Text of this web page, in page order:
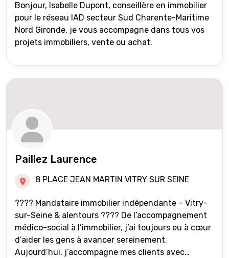
Bonjour, Isabelle Dupont, conseillère en immobilier
pour le réseau IAD secteur Sud Charente-Maritime
Nord Gironde, je vous accompagne dans tous vos
projets immobiliers, vente ou achat.
Paillez Laurence
8 PLACE JEAN MARTIN VITRY SUR SEINE
???? Mandataire immobilier indépendante – Vitry-
sur-Seine & alentours ???? De l’accompagnement
médico-social à l’immobilier, j’ai toujours eu à cœur
d’aider les gens à avancer sereinement.
Aujourd’hui, j’accompagne mes clients avec